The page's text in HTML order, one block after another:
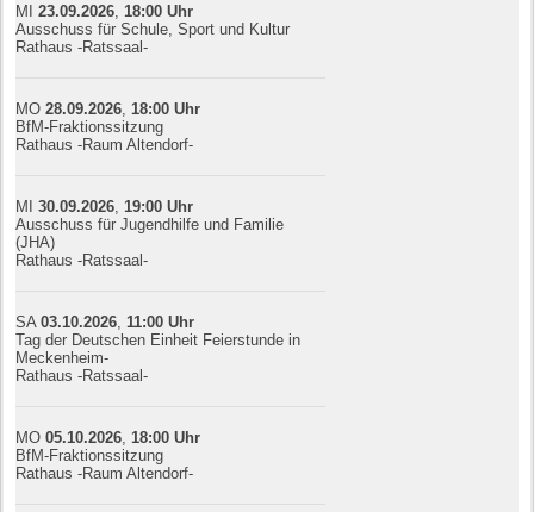
MI23.09.2026 18:00 Uhr
Ausschuss für Schule, Sport und Kultur
Rathaus -Ratssaal-
MO28.09.2026 18:00 Uhr
BfM-Fraktionssitzung
Rathaus -Raum Altendorf-
MI30.09.2026 19:00 Uhr
Ausschuss für Jugendhilfe und Familie
(JHA)
Rathaus -Ratssaal-
SA03.10.2026 11:00 Uhr
Tag der Deutschen Einheit Feierstunde in
Meckenheim-
Rathaus -Ratssaal-
MO05.10.2026 18:00 Uhr
BfM-Fraktionssitzung
Rathaus -Raum Altendorf-